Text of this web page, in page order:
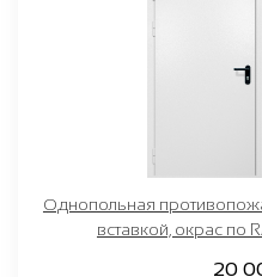
Однопольная
вставкой, окрас по
20